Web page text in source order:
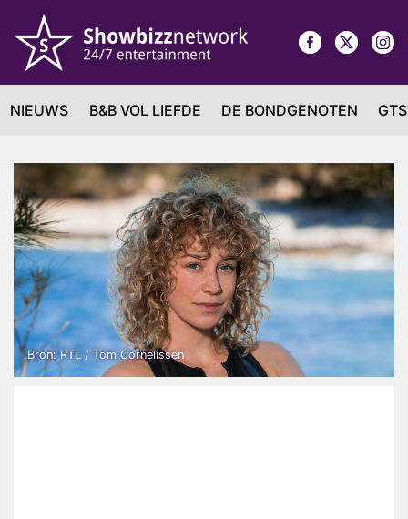
NIEUWS B&B VOL LIEFDE DE BONDGENOTEN
Bron: RTL / Tom Cornelissen